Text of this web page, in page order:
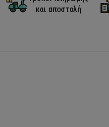
και αποστολή